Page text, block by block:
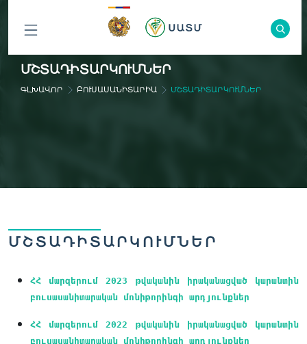
ԲՈԼՈՐ
ԲԱԺԻՆՆԵՐԸ
ՄՇՏԱԴԻՏԱՐԿՈՒՄՆԵՐ
ԳԼԽԱՎՈՐ ԲՈՒՍԱՍԱՆԻՏԱՐԻԱ ՄՇՏԱԴԻՏԱՐԿՈՒՄՆԵՐ
ՄՇՏԱԴԻՏԱՐԿՈՒՄՆԵՐ
ՀՀ մարզերում 2023 թվականին իրականացված կարանտին
բուսասանիտարական մոնիթորինգի արդյունքներ
ՀՀ մարզերում 2022 թվականին իրականացված կարանտին
բուսասանիտարական մոնիթորինգի արդյունքներ